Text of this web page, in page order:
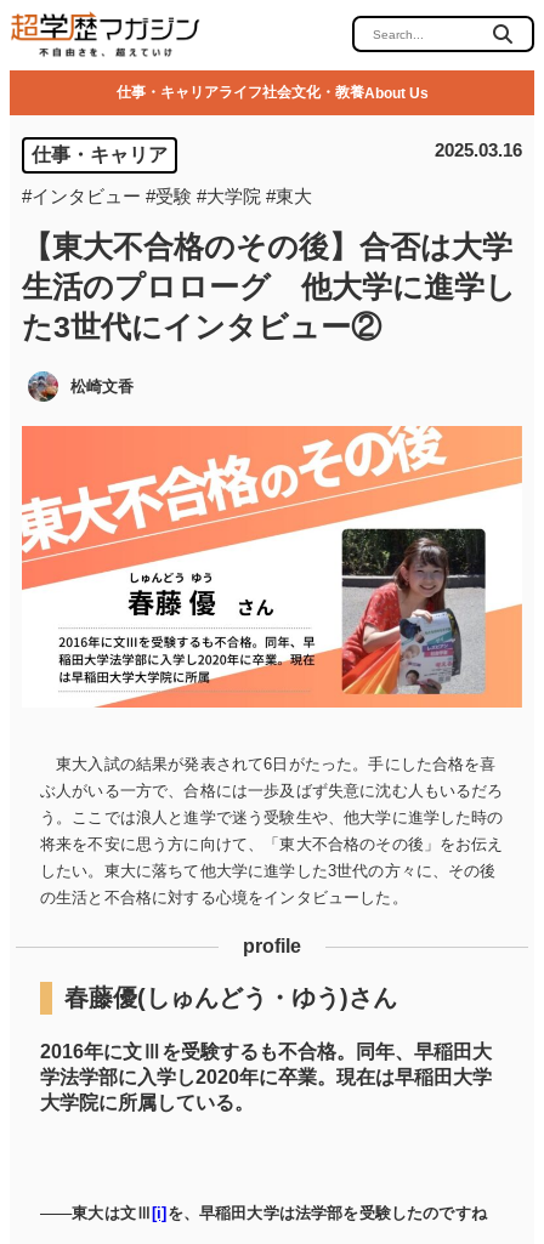
仕事・キャリアライフ社会文化・教養About Us
仕事・キャリア 2025.03.16
#インタビュー #受験 #大学院 #東大
【東大不合格のその後】合否は大学
生活のプロローグ 他大学に進学し
た3世代にインタビュー②
松崎文香
東大入試の結果が発表されて6日がたった。手にした合格を喜
ぶ人がいる一方で、合格には一歩及ばず失意に沈む人もいるだろ
う。ここでは浪人と進学で迷う受験生や、他大学に進学した時の
将来を不安に思う方に向けて、「東大不合格のその後」をお伝え
したい。東大に落ちて他大学に進学した3世代の方々に、その後
の生活と不合格に対する心境をインタビューした。
profile
春藤優(しゅんどう・ゆう)さん
2016年に文Ⅲを受験するも不合格。同年、早稲田大
学法学部に入学し2020年に卒業。現在は早稲田大学
大学院に所属している。
東大は文Ⅲ[i]を、早稲田大学は法学部を受験したのですね